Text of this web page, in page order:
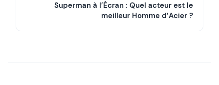
Superman à l’Écran : Quel acteur est le
meilleur Homme d’Acier ?